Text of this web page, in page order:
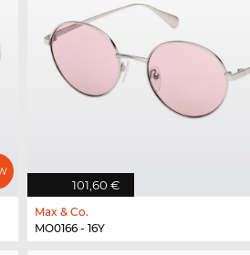
101,60 €
Max & Co.
MO0166 - 16Y